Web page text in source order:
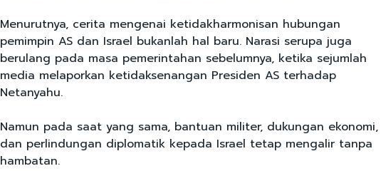
Menurutnya, cerita mengenai ketidakharmonisan hubungan
pemimpin AS dan Israel bukanlah hal baru. Narasi serupa juga
berulang pada masa pemerintahan sebelumnya, ketika sejumlah
media melaporkan ketidaksenangan Presiden AS terhadap
Netanyahu.
Namun pada saat yang sama, bantuan militer, dukungan ekonomi,
dan perlindungan diplomatik kepada Israel tetap mengalir tanpa
hambatan.